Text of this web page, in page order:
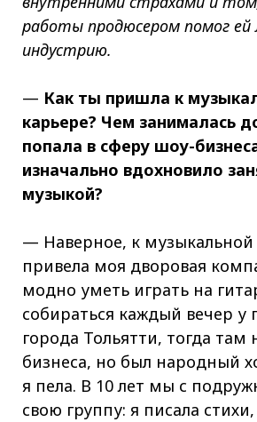
работы продюсером помог
индустрию.
— Как ты пришла к
карьере? Чем занималась
попала в сферу шоу-
изначально вдохновило
музыкой?
— Наверное, к музыкальной
привела моя дворовая
модно уметь играть на
собираться каждый вечер у
города Тольятти, тогда
бизнеса, но был народный
я пела. В 10 лет мы с
свою группу: я писала